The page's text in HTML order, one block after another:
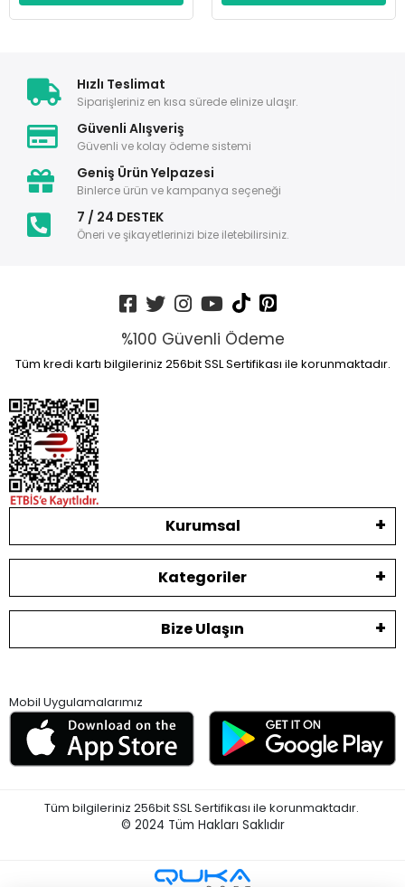
Hızlı Teslimat
Siparişleriniz en kısa sürede elinize ulaşır.
Güvenli Alışveriş
Güvenli ve kolay ödeme sistemi
Geniş Ürün Yelpazesi
Binlerce ürün ve kampanya seçeneği
7 / 24 DESTEK
Öneri ve şikayetlerinizi bize iletebilirsiniz.
%100 Güvenli Ödeme
Tüm kredi kartı bilgileriniz 256bit SSL Sertifikası ile korunmaktadır.
Kurumsal
Kategoriler
Bize Ulaşın
Mobil Uygulamalarımız
Tüm bilgileriniz 256bit SSL Sertifikası ile korunmaktadır.
© 2024 Tüm Hakları Saklıdır